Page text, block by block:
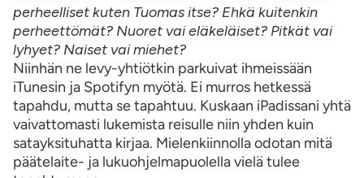
perheelliset kuten Tuomas itse? Ehkä kuitenkin
perheettömät? Nuoret vai eläkeläiset? Pitkät vai
lyhyet? Naiset vai miehet?
Niinhän ne levy-yhtiötkin parkuivat ihmeissään
iTunesin ja Spotifyn myötä. Ei murros hetkessä
tapahdu, mutta se tapahtuu. Kuskaan iPadissani yhtä
vaivattomasti lukemista reisulle niin yhden kuin
satayksituhatta kirjaa. Mielenkiinnolla odotan mitä
päätelaite- ja lukuohjelmapuolella vielä tulee